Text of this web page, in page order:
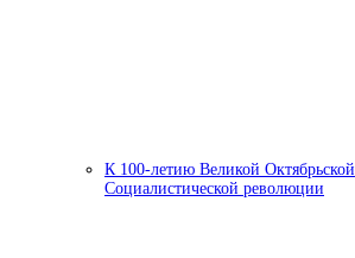
К 100-летию Великой Октябрьской
Социалистической революции